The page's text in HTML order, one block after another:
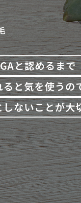
と認めるまで
と気を使うの
ないことが大